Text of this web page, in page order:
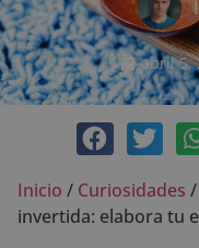
abril 5,
Inicio / Curiosidades /
invertida: elabora tu